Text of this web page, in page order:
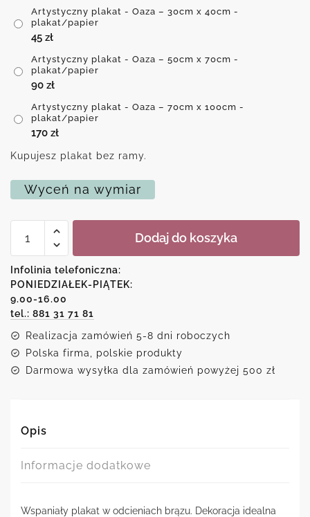
Artystyczny plakat - Oaza – 30cm x 40cm -
plakat/papier
45 zł
Artystyczny plakat - Oaza – 50cm x 70cm -
plakat/papier
90 zł
Artystyczny plakat - Oaza – 70cm x 100cm -
plakat/papier
170 zł
Kupujesz plakat bez ramy.
Wyceń na wymiar
Artystyczny
Oaza
Dodaj do koszyka
Infolinia telefoniczna:
PONIEDZIAŁEK-PIĄTEK:
9.00-16.00
tel.: 881 31 71 81
Realizacja zamówień 5-8 dni roboczych
Polska firma, polskie produkty
Darmowa wysyłka dla zamówień powyżej 500 zł
Opis
Informacje dodatkowe
Wspaniały plakat w odcieniach brązu. Dekoracja idealna